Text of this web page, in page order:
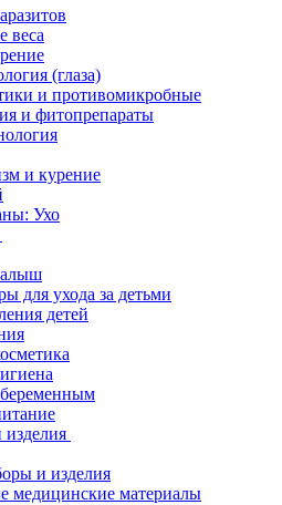
веса
(глаза)
и противомикробные
и фитопрепараты
и курение
Ухо
для ухода за детьми
детей
и изделия
медицинские материалы